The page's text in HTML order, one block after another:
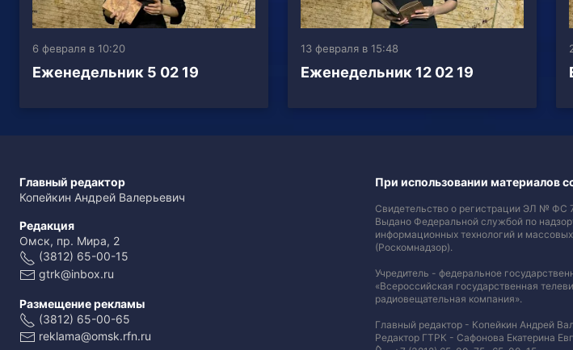
6 февраля в 10:20
Еженедельник 5 02 19
13 февраля в 15:48
Еженедельник 12 02 19
Главный редактор
Копейкин Андрей Валерьевич
Редакция
Омск, пр. Мира, 2
(3812) 65-00-15
gtrk@inbox.ru
Размещение рекламы
(3812) 65-00-65
reklama@omsk.rfn.ru
При использовании материалов
Свидетельство о регистрации ЭЛ № ФС
Выдано Федеральной службой по
информационных технологий и
(Роскомнадзор).
Учредитель - федеральное
«Всероссийская государственная
радиовещательная компания».
Главный редактор - Копейкин Андрей
Редактор ГТРК - Сафонова Екатерина